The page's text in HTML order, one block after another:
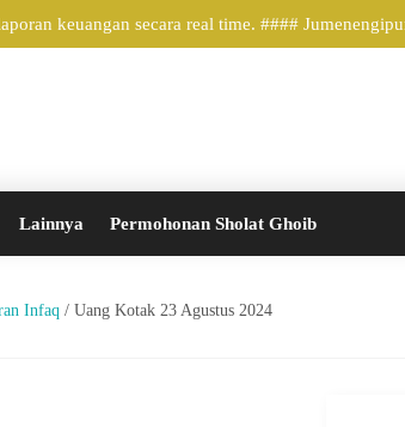
keuangan secara real time. ####
Lainnya Permohonan Sholat Ghoib
Infaq / Uang Kotak 23 Agustus 2024